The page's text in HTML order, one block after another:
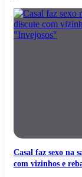
Casal faz sexo na
com vizinhos e